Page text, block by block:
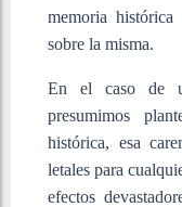
memoria
sobre la misma.
En el caso de
presumimos
histórica, esa
letales para
efectos